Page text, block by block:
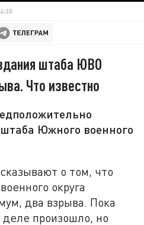
штаба ЮВО
Что известно
Южного военного
о том, что
округа
два взрыва. Пока
произошло, но